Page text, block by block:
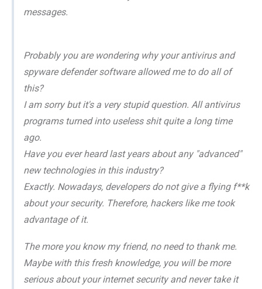
messages.
Probably you are wondering why your antivirus and
spyware defender software allowed me to do all of
this?
I am sorry but it's a very stupid question. All antivirus
programs turned into useless shit quite a long time
ago.
Have you ever heard last years about any "advanced"
new technologies in this industry?
Exactly. Nowadays, developers do not give a flying f**k
about your security. Therefore, hackers like me took
advantage of it.
The more you know my friend, no need to thank me.
Maybe with this fresh knowledge, you will be more
serious about your internet security and never take it